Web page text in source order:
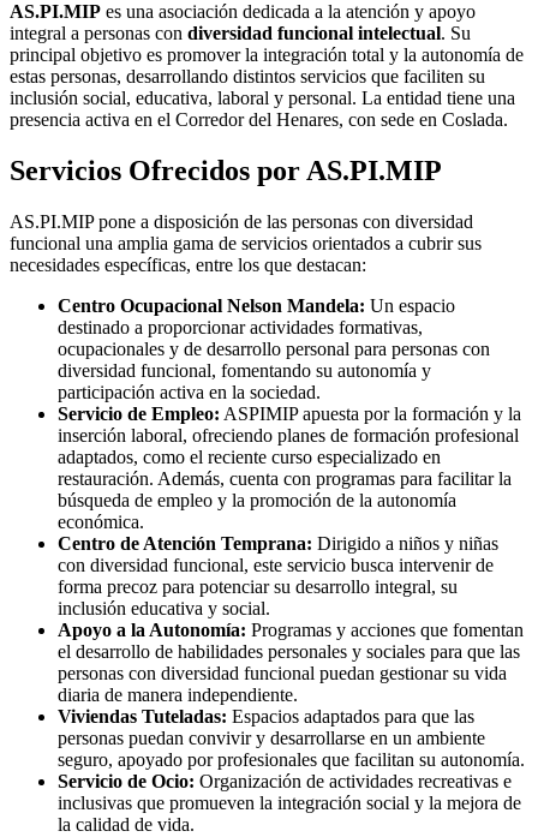
AS.PI.MIP es una asociación dedicada a la atención y apoyo
integral a personas con diversidad funcional intelectual. Su
principal objetivo es promover la integración total y la autonomía de
estas personas, desarrollando distintos servicios que faciliten su
inclusión social, educativa, laboral y personal. La entidad tiene una
presencia activa en el Corredor del Henares, con sede en Coslada.
Servicios Ofrecidos por AS.PI.MIP
AS.PI.MIP pone a disposición de las personas con diversidad
funcional una amplia gama de servicios orientados a cubrir sus
necesidades específicas, entre los que destacan:
Centro Ocupacional Nelson Mandela: Un espacio
destinado a proporcionar actividades formativas,
ocupacionales y de desarrollo personal para personas con
diversidad funcional, fomentando su autonomía y
participación activa en la sociedad.
Servicio de Empleo: ASPIMIP apuesta por la formación y la
inserción laboral, ofreciendo planes de formación profesional
adaptados, como el reciente curso especializado en
restauración. Además, cuenta con programas para facilitar la
búsqueda de empleo y la promoción de la autonomía
económica.
Centro de Atención Temprana: Dirigido a niños y niñas
con diversidad funcional, este servicio busca intervenir de
forma precoz para potenciar su desarrollo integral, su
inclusión educativa y social.
Apoyo a la Autonomía: Programas y acciones que fomentan
el desarrollo de habilidades personales y sociales para que las
personas con diversidad funcional puedan gestionar su vida
diaria de manera independiente.
Viviendas Tuteladas: Espacios adaptados para que las
personas puedan convivir y desarrollarse en un ambiente
seguro, apoyado por profesionales que facilitan su autonomía.
Servicio de Ocio: Organización de actividades recreativas e
inclusivas que promueven la integración social y la mejora de
la calidad de vida.